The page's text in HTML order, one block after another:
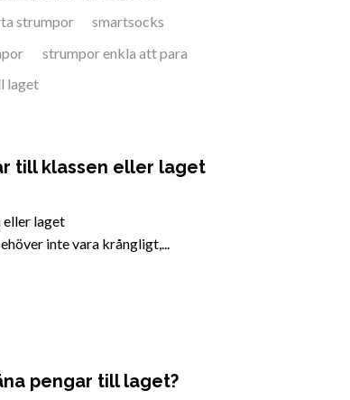
strumpor
smartsocks
strumpor enkla att para
laget
till klassen eller laget
eller laget
inte vara krångligt,...
pengar till laget?